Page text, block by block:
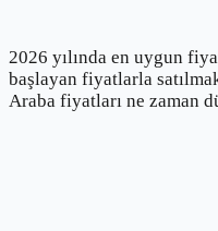
2026 yılında en uygun
başlayan fiyatlarla
Araba fiyatları ne zaman